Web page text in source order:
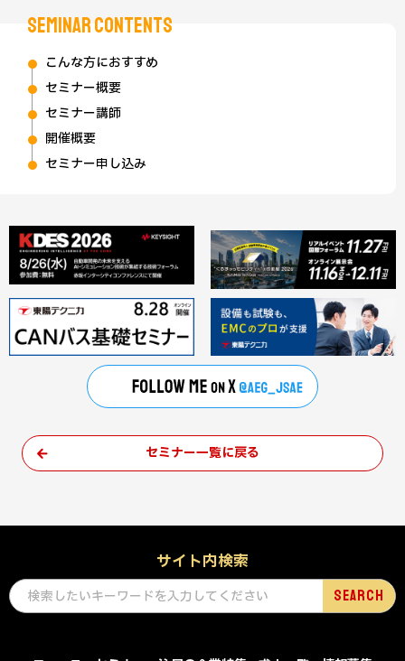
SEMINAR CONTENTS
こんな方におすすめ
セミナー概要
セミナー講師
開催概要
セミナー申し込み
セミナー一覧に戻る
サイト内検索